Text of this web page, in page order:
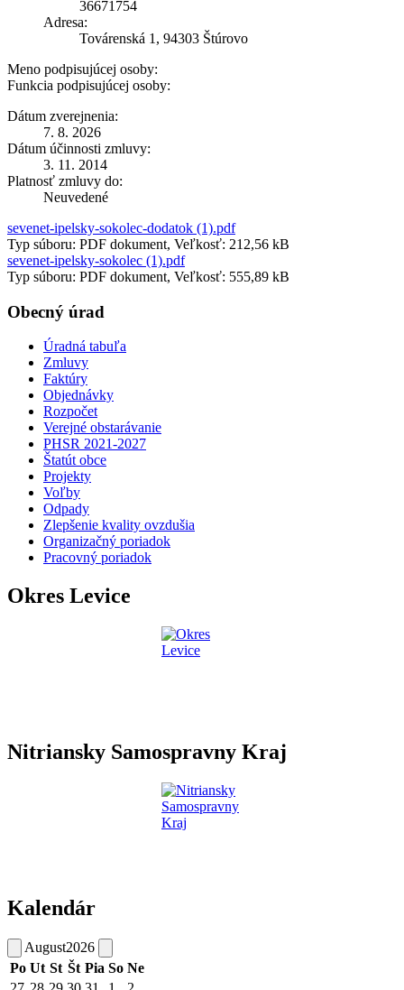
36671754
Adresa:
Továrenská 1, 94303 Štúrovo
Meno podpisujúcej osoby:
Funkcia podpisujúcej osoby:
Dátum zverejnenia:
7. 8. 2026
Dátum účinnosti zmluvy:
3. 11. 2014
Platnosť zmluvy do:
Neuvedené
sevenet-ipelsky-sokolec-dodatok (1).pdf
Typ súboru: PDF dokument, Veľkosť: 212,56 kB
sevenet-ipelsky-sokolec (1).pdf
Typ súboru: PDF dokument, Veľkosť: 555,89 kB
Obecný úrad
Úradná tabuľa
Zmluvy
Faktúry
Objednávky
Rozpočet
Verejné obstarávanie
PHSR 2021-2027
Štatút obce
Projekty
Voľby
Odpady
Zlepšenie kvality ovzdušia
Organizačný poriadok
Pracovný poriadok
Okres Levice
Nitriansky Samospravny Kraj
Kalendár
August2026
Po Ut St Št Pia So Ne